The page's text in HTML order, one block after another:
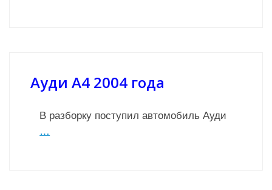
Ауди А4 2004 года
В разборку поступил автомобиль Ауди
…